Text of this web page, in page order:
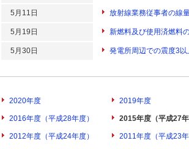
5月11日 放射線業務従事者の線
5月19日 新燃料及び使用済燃料
5月30日 発電所周辺での震度3
2020年度 2019年度
2016年度（平成28年度） 2015年度（平成27年
2012年度（平成24年度） 2011年度（平成23年